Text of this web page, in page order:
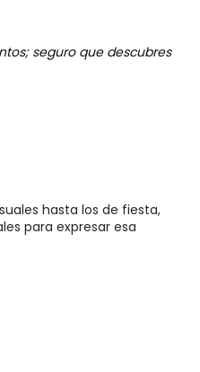
seguro que descubres
hasta los de fiesta,
para expresar esa